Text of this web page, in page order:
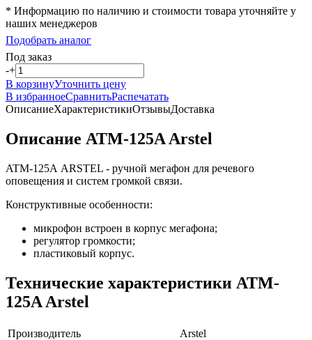
* Информацию по наличию и стоимости товара уточняйте у
наших менеджеров
Подобрать аналог
Под заказ
-+
В корзинуУточнить цену
В избранноеСравнитьРаспечатать
ОписаниеХарактеристикиОтзывыДоставка
Описание ATM-125A Arstel
ATM-125A ARSTEL - ручной мегафон для речевого
оповещения и систем громкой связи.
Конструктивные особенности:
микрофон встроен в корпус мегафона;
регулятор громкости;
пластиковый корпус.
Технические характеристики ATM-
125A Arstel
Производитель
Arstel